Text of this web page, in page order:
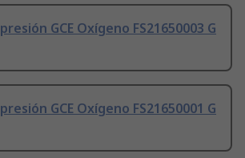
GCE Oxígeno FS21650003 G
GCE Oxígeno FS21650001 G